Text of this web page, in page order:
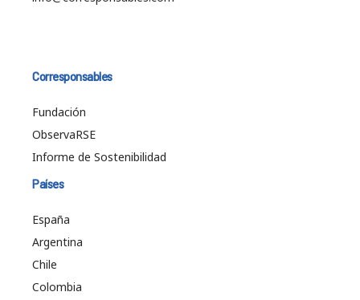
Corresponsables
Fundación
ObservaRSE
Informe de Sostenibilidad
Países
España
Argentina
Chile
Colombia